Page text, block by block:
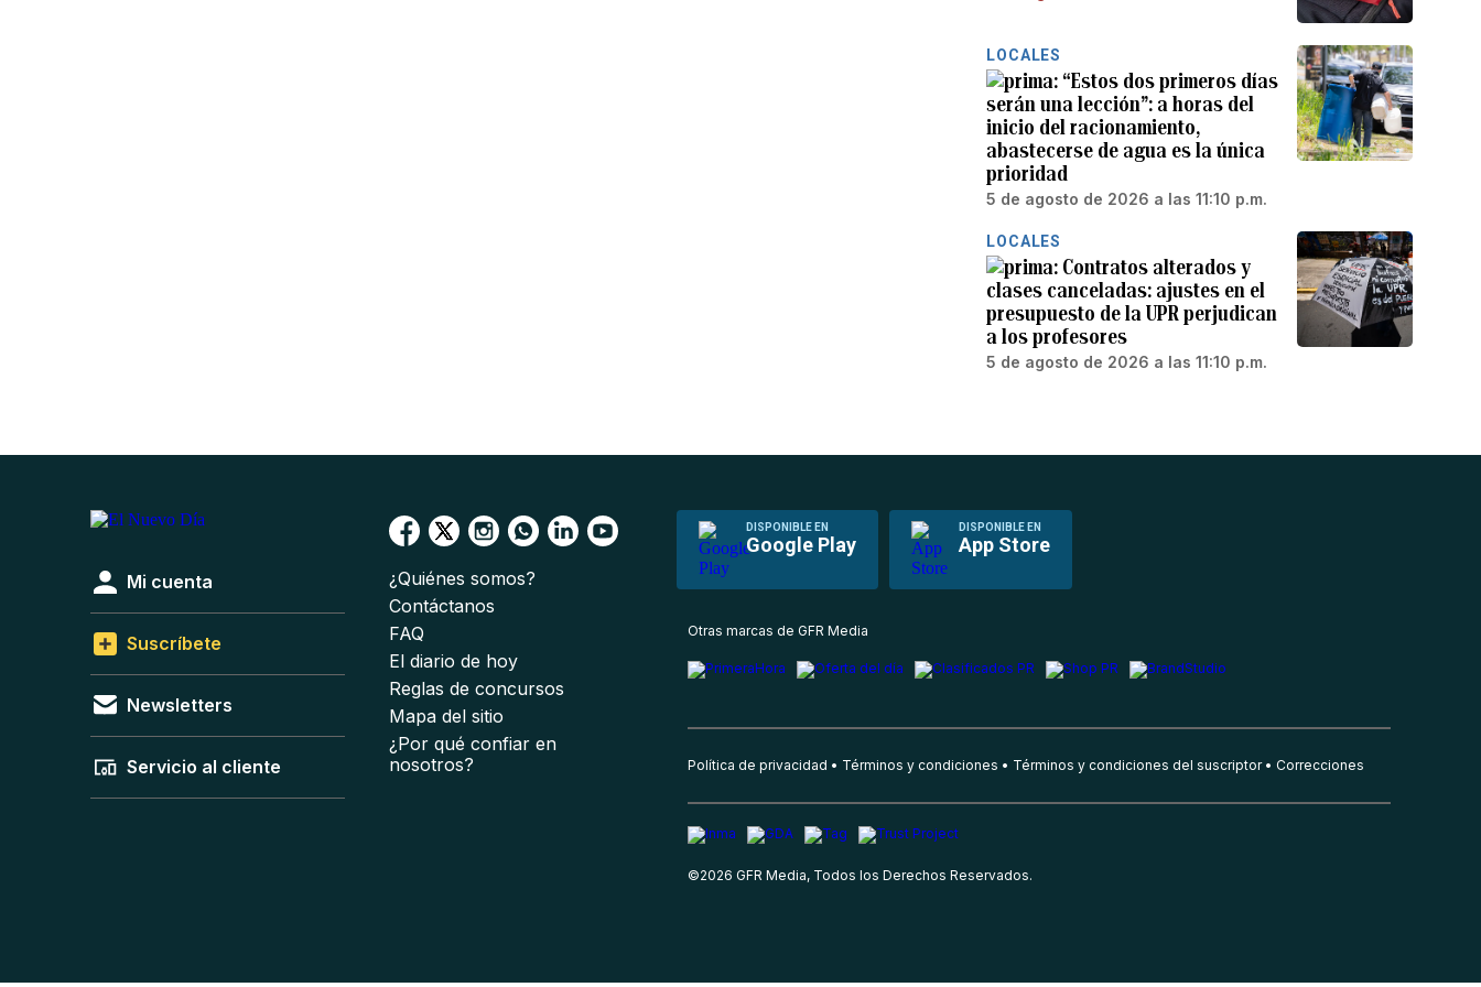
LOCALES
“Estos dos primeros días
serán una lección”: a horas del
inicio del racionamiento,
abastecerse de agua es la única
prioridad
5 de agosto de 2026 a las 11:10 p.m.
LOCALES
Contratos alterados y
clases canceladas: ajustes en el
presupuesto de la UPR perjudican
a los profesores
5 de agosto de 2026 a las 11:10 p.m.
DISPONIBLE EN
Google Play
DISPONIBLE EN
App Store
Mi cuenta
Suscríbete
Newsletters
Servicio al cliente
¿Quiénes somos?
Contáctanos
FAQ
El diario de hoy
Reglas de concursos
Mapa del sitio
¿Por qué confiar en
nosotros?
Otras marcas de GFR Media
Política de privacidad Términos y condiciones Términos y condiciones del suscriptor Correcciones
©2026 GFR Media, Todos los Derechos Reservados.